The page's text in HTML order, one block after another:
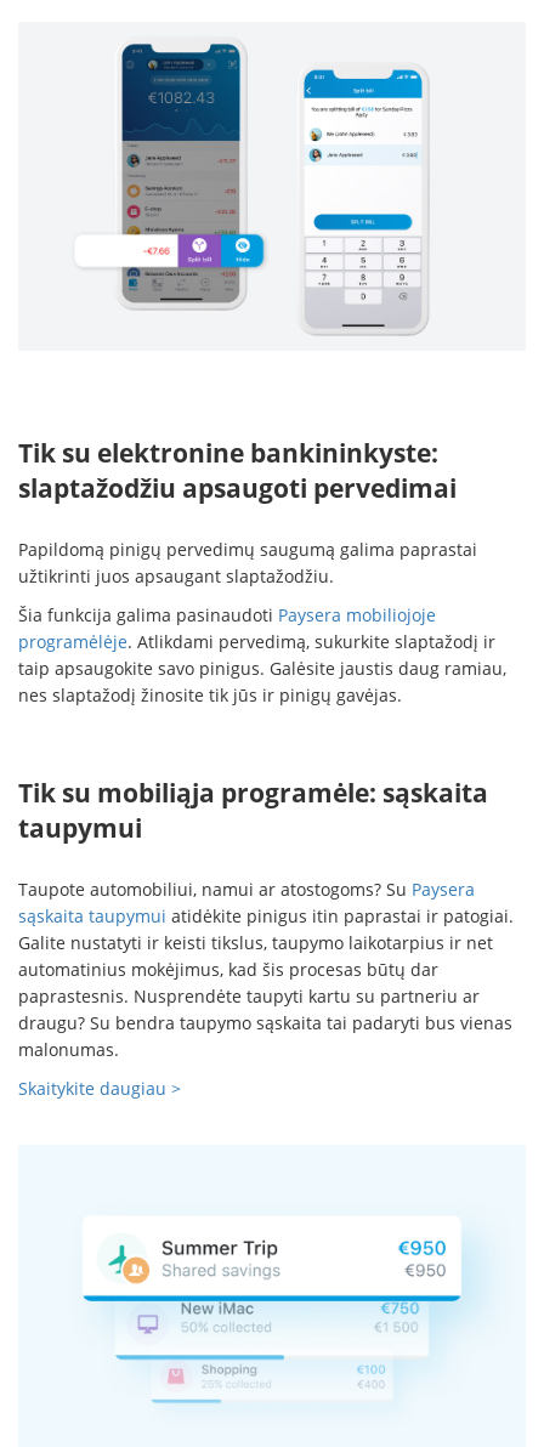
Tik su elektronine bankininkyste:
slaptažodžiu apsaugoti pervedimai
Papildomą pinigų pervedimų saugumą galima paprastai
užtikrinti juos apsaugant slaptažodžiu.
Šia funkcija galima pasinaudoti Paysera mobiliojoje
programėlėje. Atlikdami pervedimą, sukurkite slaptažodį ir
taip apsaugokite savo pinigus. Galėsite jaustis daug ramiau,
nes slaptažodį žinosite tik jūs ir pinigų gavėjas.
Tik su mobiliąja programėle: sąskaita
taupymui
Taupote automobiliui, namui ar atostogoms? Su Paysera
sąskaita taupymui atidėkite pinigus itin paprastai ir patogiai.
Galite nustatyti ir keisti tikslus, taupymo laikotarpius ir net
automatinius mokėjimus, kad šis procesas būtų dar
paprastesnis. Nusprendėte taupyti kartu su partneriu ar
draugu? Su bendra taupymo sąskaita tai padaryti bus vienas
malonumas.
Skaitykite daugiau >